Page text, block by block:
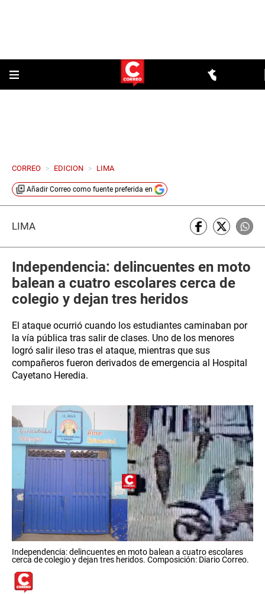
CORREO > EDICION > LIMA
Añadir Correo como fuente preferida en
LIMA
Independencia: delincuentes en moto
balean a cuatro escolares cerca de
colegio y dejan tres heridos
El ataque ocurrió cuando los estudiantes caminaban por
la vía pública tras salir de clases. Uno de los menores
logró salir ileso tras el ataque, mientras que sus
compañeros fueron derivados de emergencia al Hospital
Cayetano Heredia.
Independencia: delincuentes en moto balean a cuatro escolares
cerca de colegio y dejan tres heridos. Composición: Diario Correo.